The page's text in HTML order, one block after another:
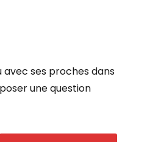
ses proches dans
une question